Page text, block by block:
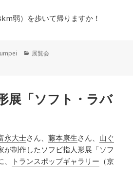
弱）を歩いて帰りますか！
カ
展覧会
展「ソフト・ラバ
永大士さん、藤本康生さん、 山ぐ
が制作したソフビ指人形展「ソフ
トランスポップギャラリー （京